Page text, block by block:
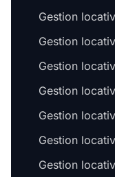
Gestion
Gestion
Gestion
Gestion
Gestion
Gestion
Gestion